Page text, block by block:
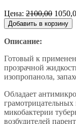
Цена: 2100,00
Добавить в корзину
Описание:
Готовый к
прозрачной
изопропанола,
Обладает
микобактерии
возбудителей